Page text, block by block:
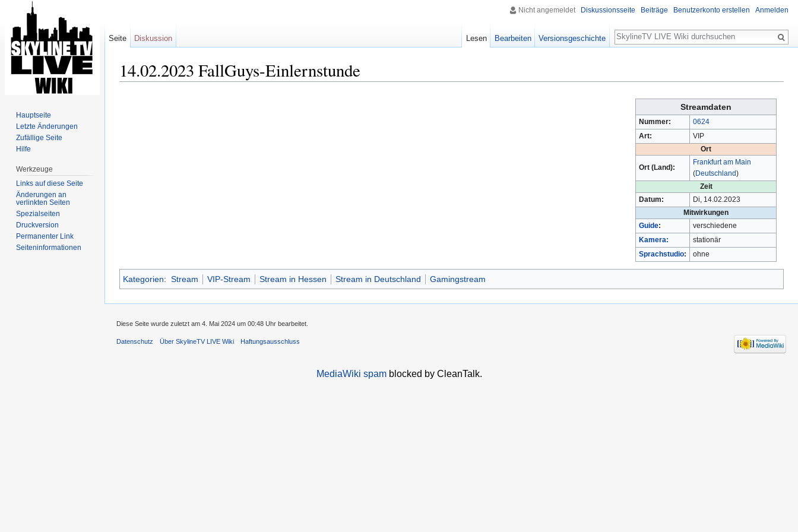
14.02.2023 FallGuys-Einlernstunde
Streamdaten
Nummer:
0624
Art:
VIP
Ort
Ort (Land):
Frankfurt am Main
(Deutschland)
Zeit
Datum:
Di, 14.02.2023
Mitwirkungen
Guide:
verschiedene
Kamera:
stationär
Sprachstudio: ohne
Kategorien: Stream VIP-Stream Stream in Hessen Stream in Deutschland Gamingstream
Nicht angemeldet Diskussionsseite Beiträge Benutzerkonto erstellen Anmelden
Seite Diskussion Lesen Bearbeiten Versionsgeschichte
Suche
Hauptseite
Letzte Änderungen
Zufällige Seite
Hilfe
Werkzeuge
Links auf diese Seite
Änderungen an
verlinkten Seiten
Spezialseiten
Druckversion
Permanenter Link
Seiten­informationen
Diese Seite wurde zuletzt am 4. Mai 2024 um 00:48 Uhr bearbeitet.
Datenschutz Über SkylineTV LIVE Wiki Haftungsausschluss
MediaWiki spamblocked by CleanTalk.